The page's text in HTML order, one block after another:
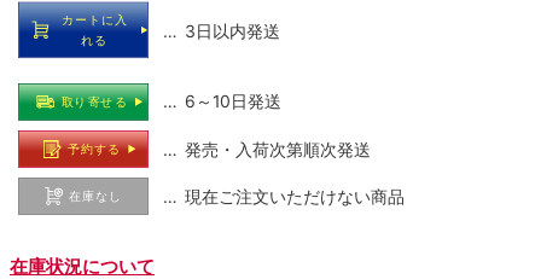
カートに入
れる
… 3日以内発送
取り寄せる … 6～10日発送
予約する … 発売・入荷次第順次発送
在庫なし … 現在ご注文いただけない商品
在庫状況について